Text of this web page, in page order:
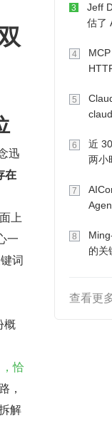
迅
在
上
一
词
概
恰
，
解
3
Jeff
估了
4
5
6
近
两小
7
8
的关
查看更